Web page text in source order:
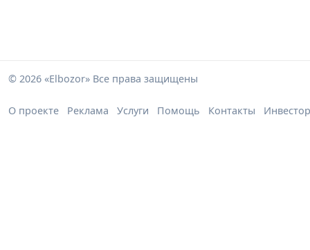
© 2026 «Elbozor» Все права защищены
О проекте Реклама Услуги Помощь Контакты